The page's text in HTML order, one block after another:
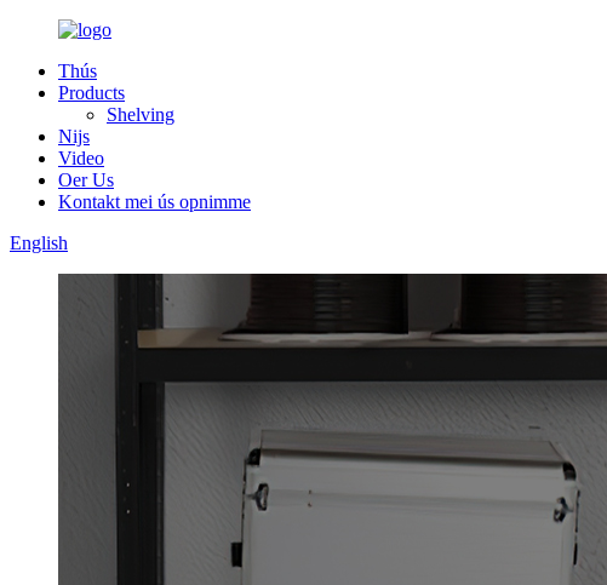
Thús
Products
Shelving
Nijs
Video
Oer Us
Kontakt mei ús opnimme
English